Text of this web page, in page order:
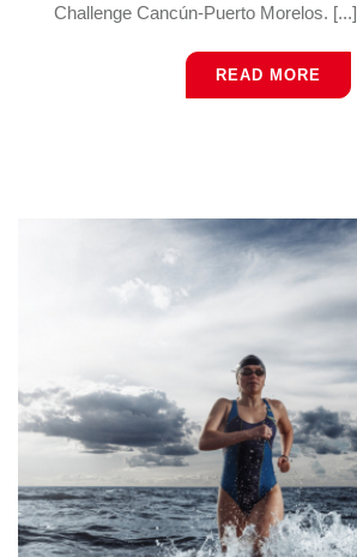
Challenge Cancún-Puerto Morelos. [...]
READ MORE